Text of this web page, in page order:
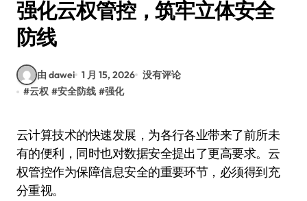
强化云权管控，筑牢立体安全
防线
由 dawei 1 月 15, 2026 没有评论
#云权 #安全防线 #强化
云计算技术的快速发展，为各行各业带来了前所未
有的便利，同时也对数据安全提出了更高要求。云
权管控作为保障信息安全的重要环节，必须得到充
分重视。